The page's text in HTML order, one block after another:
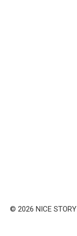
© 2026 NICE STORY